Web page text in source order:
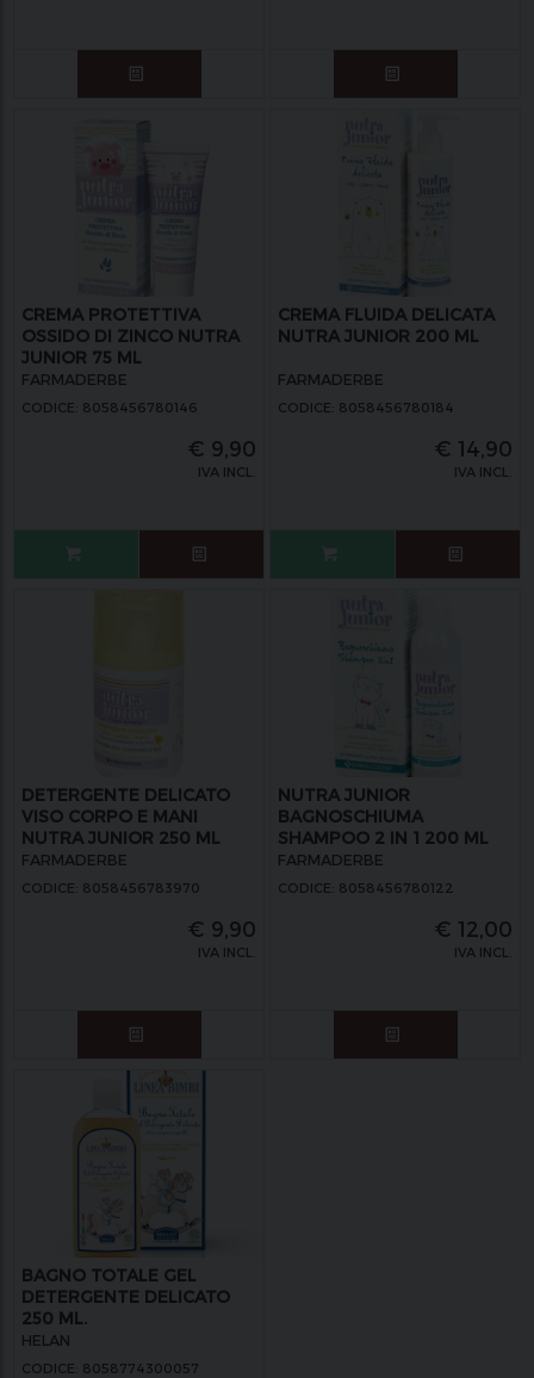
CREMA PROTETTIVA
OSSIDO DI ZINCO NUTRA
JUNIOR 75 ML
FARMADERBE
CODICE: 8058456780146
€ 9,90
IVA INCL.
CREMA FLUIDA DELICATA
NUTRA JUNIOR 200 ML
FARMADERBE
CODICE: 8058456780184
€ 14,90
IVA INCL.
DETERGENTE DELICATO
VISO CORPO E MANI
NUTRA JUNIOR 250 ML
FARMADERBE
CODICE: 8058456783970
€ 9,90
IVA INCL.
NUTRA JUNIOR
BAGNOSCHIUMA
SHAMPOO 2 IN 1 200 ML
FARMADERBE
CODICE: 8058456780122
€ 12,00
IVA INCL.
BAGNO TOTALE GEL
DETERGENTE DELICATO
250 ML.
HELAN
CODICE: 8058774300057